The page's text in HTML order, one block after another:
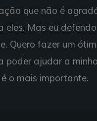
que não é
eles. Mas eu
Quero fazer um
poder ajudar a
é o mais importante.